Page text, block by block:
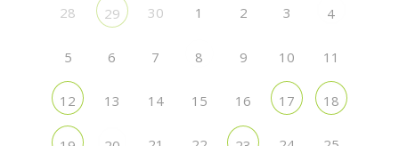
28 29 30 1 2 3 4
5 6 7 8 9 10 11
12 13 14 15 16 17 18